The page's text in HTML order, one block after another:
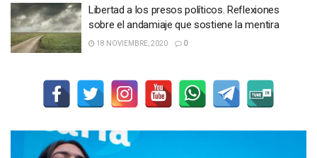
Libertad a los presos políticos. Reflexiones
sobre el andamiaje que sostiene la mentira
18 NOVIEMBRE, 2020 0